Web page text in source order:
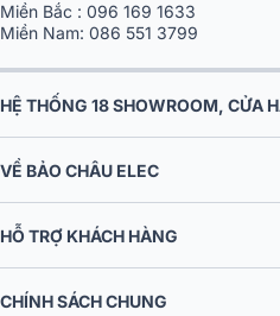
Miền Bắc : 096 169 1633
Miền Nam: 086 551 3799
HỆ THỐNG 18 SHOWROOM, CỬA
VỀ BẢO CHÂU ELEC
HỖ TRỢ KHÁCH HÀNG
CHÍNH SÁCH CHUNG